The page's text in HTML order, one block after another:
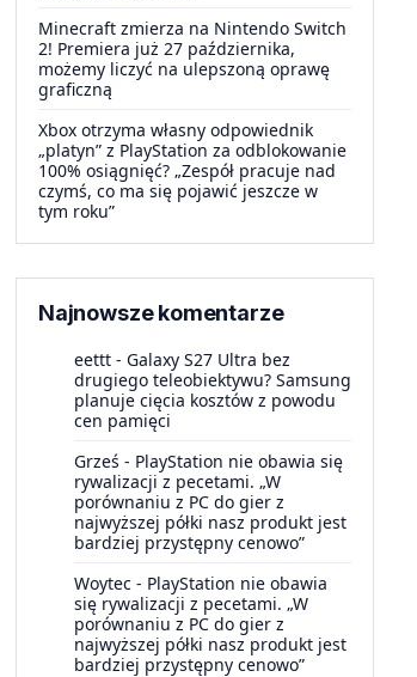
Minecraft zmierza na Nintendo Switch
2! Premiera już 27 października,
możemy liczyć na ulepszoną oprawę
graficzną
Xbox otrzyma własny odpowiednik
„platyn” z PlayStation za odblokowanie
100% osiągnięć? „Zespół pracuje nad
czymś, co ma się pojawić jeszcze w
tym roku”
Najnowsze komentarze
eettt - Galaxy S27 Ultra bez
drugiego teleobiektywu? Samsung
planuje cięcia kosztów z powodu
cen pamięci
Grześ - PlayStation nie obawia się
rywalizacji z pecetami. „W
porównaniu z PC do gier z
najwyższej półki nasz produkt jest
bardziej przystępny cenowo”
Woytec - PlayStation nie obawia
się rywalizacji z pecetami. „W
porównaniu z PC do gier z
najwyższej półki nasz produkt jest
bardziej przystępny cenowo”